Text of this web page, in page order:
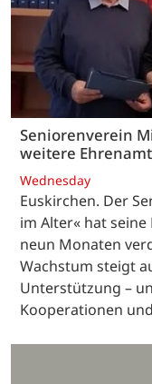
Seniorenverein
weitere
Wednesday
Euskirchen. Der
im Alter« hat
neun Monaten
Wachstum steigt
Unterstützung –
Kooperationen